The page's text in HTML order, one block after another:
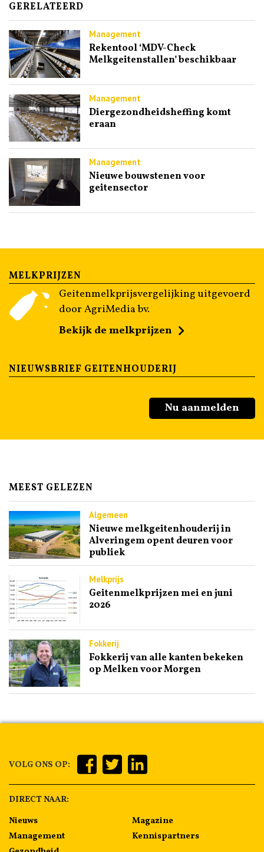
GERELATEERD
Management
Rekentool ‘MDV-Check
Melkgeitenstallen’ beschikbaar
Management
Diergezondheidsheffing komt
eraan
Management
Nieuwe bouwstenen voor
geitensector
MELKPRIJZEN
Geitenmelkprijsvergelijking uitgevoerd
door AgriMedia bv.
Bekijk de melkprijzen
NIEUWSBRIEF GEITENHOUDERIJ
Nu aanmelden
MEEST GELEZEN
Algemeen
Nieuwe melkgeitenhouderij in
Alveringem opent deuren voor
publiek
Melkprijs
Geitenmelkprijzen mei en juni
2026
Fokkerij
Fokkerij van alle kanten bekeken
op Melken voor Morgen
VOLG ONS OP:
DIRECT NAAR:
Nieuws
Management
Magazine
Kennispartners